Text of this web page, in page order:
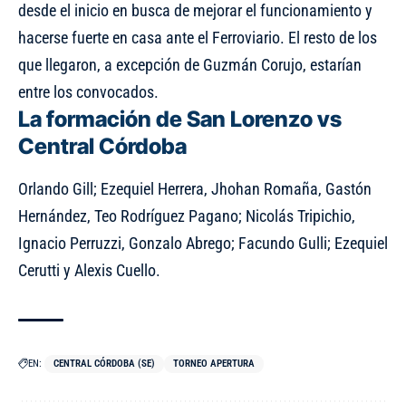
desde el inicio en busca de mejorar el funcionamiento y
hacerse fuerte en casa ante el Ferroviario. El resto de los
que llegaron, a excepción de Guzmán Corujo, estarían
entre los convocados.
La formación de San Lorenzo vs
Central Córdoba
Orlando Gill; Ezequiel Herrera, Jhohan Romaña, Gastón
Hernández, Teo Rodríguez Pagano; Nicolás Tripichio,
Ignacio Perruzzi, Gonzalo Abrego; Facundo Gulli; Ezequiel
Cerutti y Alexis Cuello.
EN: CENTRAL CÓRDOBA (SE) TORNEO APERTURA